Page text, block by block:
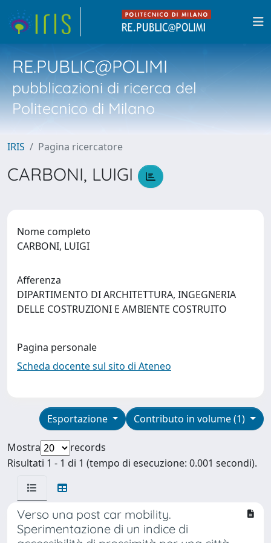
RE.PUBLIC@POLIMI
pubblicazioni di ricerca del
Politecnico di Milano
IRIS Pagina ricercatore
CARBONI, LUIGI
Nome completo
CARBONI, LUIGI
Afferenza
DIPARTIMENTO DI ARCHITETTURA, INGEGNERIA
DELLE COSTRUZIONI E AMBIENTE COSTRUITO
Pagina personale
Scheda docente sul sito di Ateneo
Contributo in volume (1)
Esportazione
Mostra
records
Risultati 1 - 1 di 1 (tempo di esecuzione: 0.001 secondi).
Verso una post car mobility.
Sperimentazione di un indice di